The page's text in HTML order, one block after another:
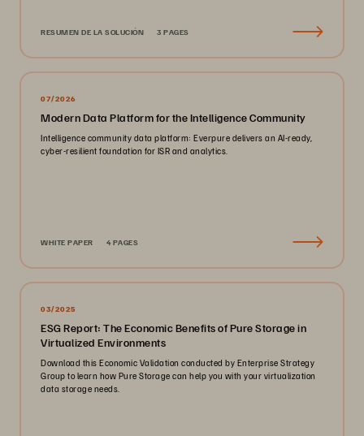
RESUMEN DE LA SOLUCIÓN 3 PAGES
07/2026
Modern Data Platform for the Intelligence Community
Intelligence community data platform: Everpure delivers an AI-ready,
cyber-resilient foundation for ISR and analytics.
WHITE PAPER 4 PAGES
03/2025
ESG Report: The Economic Benefits of Pure Storage in
Virtualized Environments
Download this Economic Validation conducted by Enterprise Strategy
Group to learn how Pure Storage can help you with your virtualization
data storage needs.